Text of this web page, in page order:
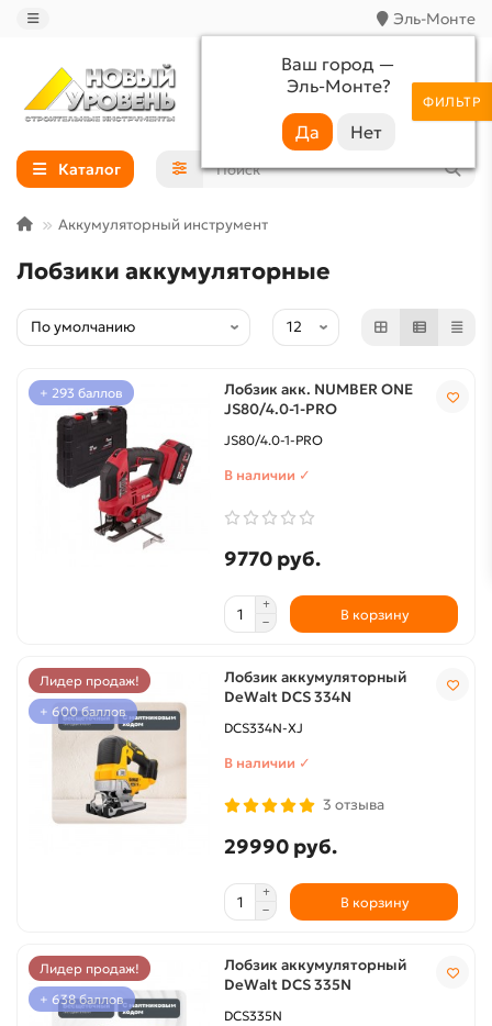
ФИЛЬТР
Эль-Монте
Ваш город —
Эль-Монте?
+7 (988) 233-44-52
Каталог
Аккумуляторный инструмент
Лобзики аккумуляторные
+ 293 баллов
Лобзик акк. NUMBER ONE
JS80/4.0-1-PRO
JS80/4.0-1-PRO
В наличии ✓
9770 руб.
В корзину
Лидер продаж!
+ 600 баллов
Лобзик аккумуляторный
DeWalt DCS 334N
DCS334N-XJ
В наличии ✓
3 отзыва
29990 руб.
В корзину
Лидер продаж!
+ 638 баллов
Лобзик аккумуляторный
DeWalt DCS 335N
DCS335N